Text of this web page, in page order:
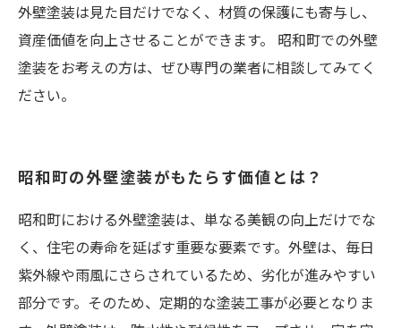
外壁塗装は見た目だけでなく、材質の保護にも寄与し、
資産価値を向上させることができます。 昭和町での外壁
塗装をお考えの方は、ぜひ専門の業者に相談してみてく
ださい。
昭和町の外壁塗装がもたらす価値とは？
昭和町における外壁塗装は、単なる美観の向上だけでな
く、住宅の寿命を延ばす重要な要素です。外壁は、毎日
紫外線や雨風にさらされているため、劣化が進みやすい
部分です。そのため、定期的な塗装工事が必要となりま